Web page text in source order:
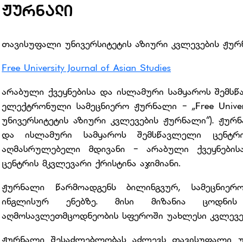
ᲟᲣᲠᲜᲐᲚᲘ
თავისუფალი უნივერსიტეტის აზიური კვლევების
Free University Journal of Asian Studies
არაბული ქვეყნებისა და ისლამური სამყაროს
ელექტრონული სამეცნიერო ჟურნალი - „Free
უნივერსიტეტის აზიური კვლევების ჟურნალი“).
და ისლამური სამყაროს შემსწავლელი
აღმასრულებელი მდივანი - არაბული
ცენტრის მკვლევარი ქრისტინა აჯიმიანი.
ჟურნალი წარმოადგენს ბილინგვურ,
ინგლისურ ენებზე. მისი მიზანია ცოდნის
აღმოსავლეთმცოდნეობის სფეროში უახლესი
ჟურნალი შესაძლებლობას აძლევს თავისუფალი